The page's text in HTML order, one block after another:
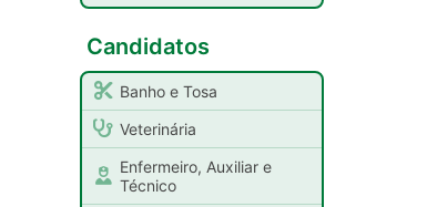
Candidatos
Banho e Tosa
Veterinária
Enfermeiro, Auxiliar e
Técnico